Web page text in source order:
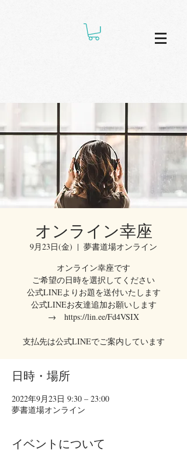
オンライン幸座
9月23日(金)
  |
夢書道場オンライン
オンライン幸座です
ご希望の日時を選択してください
公式LINEよりお題を送付いたします
公式LINEお友達追加お願いします
→ https://lin.ee/Fd4VSIX
支払先は公式LINEでご案内しています
日時・場所
2022年9月23日 9:30 – 23:00
夢書道場オンライン
イベントについて